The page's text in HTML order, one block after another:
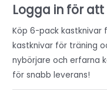
Logga in för att
Köp 6-pack kastknivar
kastknivar för träning
nybörjare och erfarna
för snabb leverans!